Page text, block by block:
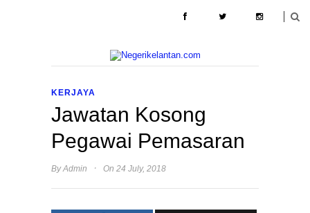
KERJAYA
Jawatan Kosong
Pegawai Pemasaran
ByAdmin · On 24 July, 2018